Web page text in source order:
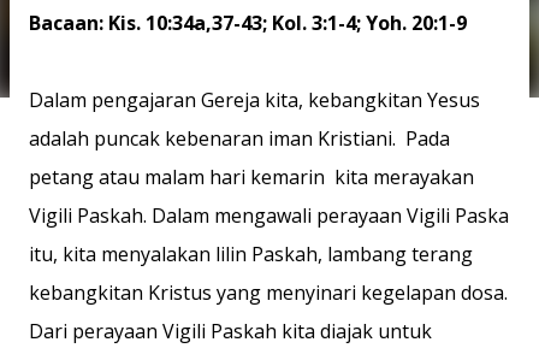
Bacaan: Kis. 10:34a,37-43; Kol. 3:1-4; Yoh. 20:1-9
Dalam pengajaran Gereja kita, kebangkitan Yesus
adalah puncak kebenaran iman Kristiani. Pada
petang atau malam hari kemarin kita merayakan
Vigili Paskah. Dalam mengawali perayaan Vigili Paska
itu, kita menyalakan lilin Paskah, lambang terang
kebangkitan Kristus yang menyinari kegelapan dosa.
Dari perayaan Vigili Paskah kita diajak untuk